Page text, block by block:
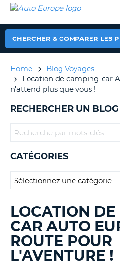
LOCATION
VOITURE
CAMPING-
CAR
AUTO
EUROPE
LOCATION
VOITURE
CAR
PARTENAIRES
SUPPORT
MA
RÉSERVATION
FRANCE
CHERCHER & COMPARER LES
Home
Blog Voyages
Location de camping-car
n'attend plus que vous !
RECHERCHER UN BLOG
CATÉGORIES
RECHERCHER
DES
BLOGS......
LOCATION
CAR AUTO
ROUTE POUR
L'AVENTURE !